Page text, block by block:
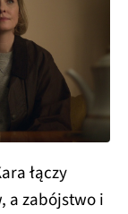
łączy
a zabójstwo i